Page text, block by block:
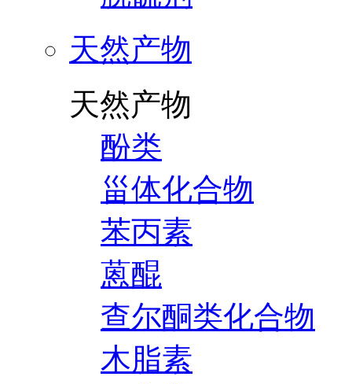
天然产物
天然产物
酚类
甾体化合物
苯丙素
蒽醌
查尔酮类化合物
木脂素